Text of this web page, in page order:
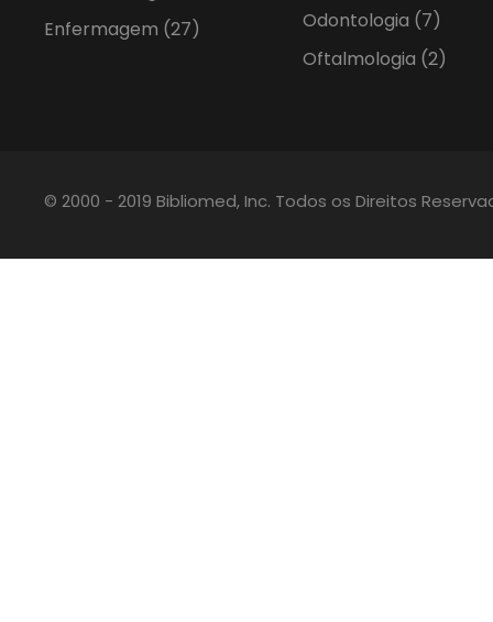
Enfermagem (27) Odontologia (7)
Oftalmologia (2)
© 2000 - 2019 Bibliomed, Inc. Todos os Direitos